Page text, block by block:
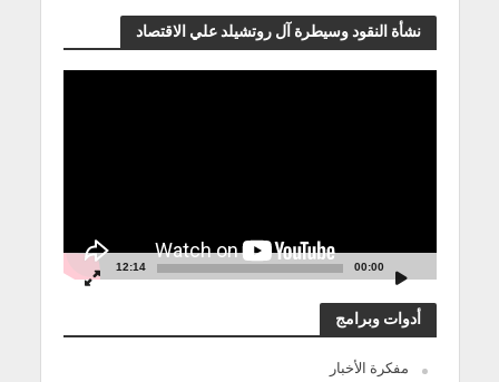
نشأة النقود وسيطرة آل روتشيلد علي الاقتصاد
00:00
12:14
أدوات وبرامج
مفكرة الأخبار